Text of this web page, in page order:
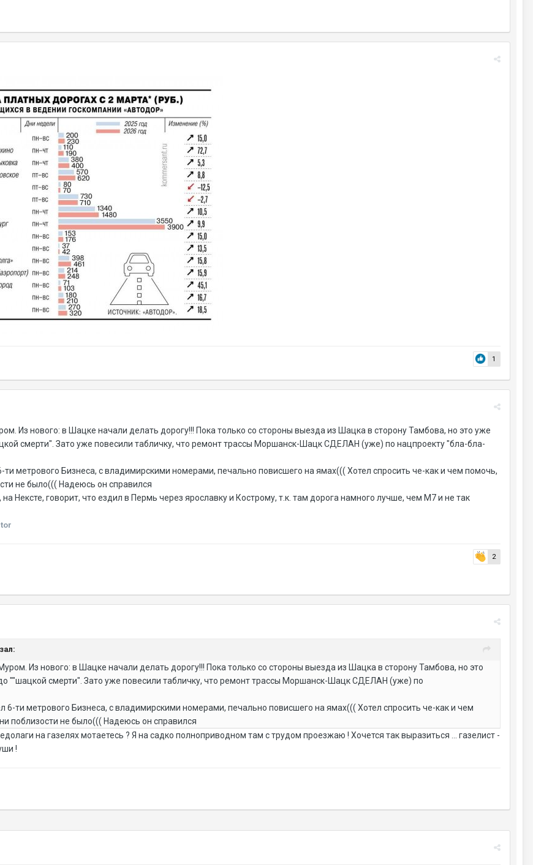
1
Из нового: в Шацке начали делать дорогу!!! Пока только со стороны выезда из Шацка в сторону Тамбова, но это уже
смерти". Зато уже повесили табличку, что ремонт трассы Моршанск-Шацк СДЕЛАН (уже) по нацпроекту "бла-бла-
ти метрового Бизнеса, с владимирскими номерами, печально повисшего на ямах((( Хотел спросить че-как и чем помочь,
не было((( Надеюсь он справился
Нексте, говорит, что ездил в Пермь через ярославку и Кострому, т.к. там дорога намного лучше, чем М7 и не так
2
Из нового: в Шацке начали делать дорогу!!! Пока только со стороны выезда из Шацка в сторону Тамбова, но это
""шацкой смерти". Зато уже повесили табличку, что ремонт трассы Моршанск-Шацк СДЕЛАН (уже) по
6-ти метрового Бизнеса, с владимирскими номерами, печально повисшего на ямах((( Хотел спросить че-как и чем
поблизости не было((( Надеюсь он справился
на газелях мотаетесь ? Я на садко полноприводном там с трудом проезжаю ! Хочется так выразиться ... газелист -
!